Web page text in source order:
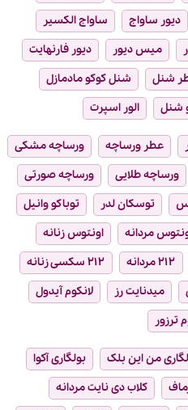
دیور ساواج
ساواج الکسیر
میس دیور
دیور فارنهایت
شنل
شنل کوکو مادمازل
شنل الور اسپرت
عطر ورساچه
ورساچه مشکی
ورساچه طلایی
ورساچه صورتی
توسکان لدر
توباکو وانیل
مردانه
اونتوس زنانه
۲۱۲ مردانه
۲۱۲ سکسی زنانه
میدنایت رز
لانکوم آیدول
ترزور
من این بلک
بولگاری آکوا
کلاب دی نایت مردانه